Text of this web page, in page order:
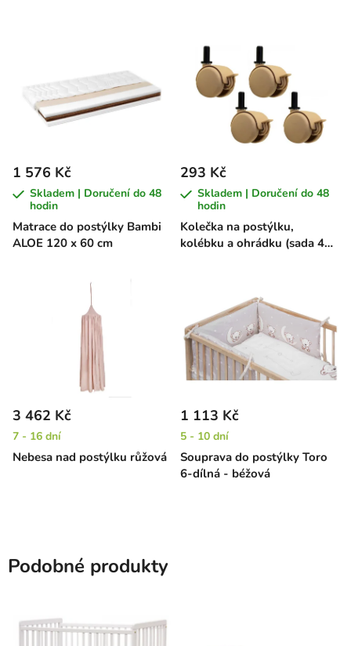
Matrace do postýlky Bambi
ALOE 120 x 60 cm
1 576 Kč
Skladem | Doručení do 48
hodin
Kolečka na postýlku,
kolébku a ohrádku (sada 4
293 Kč
Skladem | Doručení do 48
hodin
Nebesa nad postýlku růžová
3 462 Kč
7 - 16 dní
Souprava do postýlky Toro
6-dílná - béžová
1 113 Kč
5 - 10 dní
Podobné produkty